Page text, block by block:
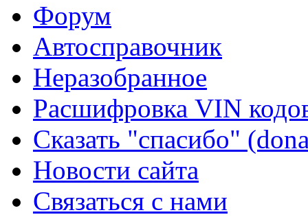
Форум
Автосправочник
Неразобранное
Расшифровка VIN
Сказать "спасибо"
Новости сайта
Связаться с нами